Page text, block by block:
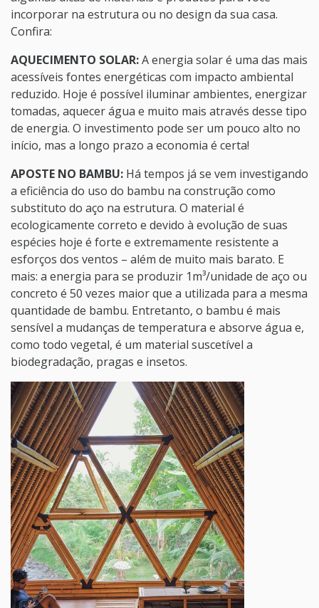
incorporar na estrutura ou no design da sua casa.
Confira:
AQUECIMENTO SOLAR:A energia solar é uma das mais
acessíveis fontes energéticas com impacto ambiental
reduzido. Hoje é possível iluminar ambientes, energizar
tomadas, aquecer água e muito mais através desse tipo
de energia. O investimento pode ser um pouco alto no
início, mas a longo prazo a economia é certa!
APOSTE NO BAMBU: Há tempos já se vem investigando
a eficiência do uso do bambu na construção como
substituto do aço na estrutura. O material é
ecologicamente correto e devido à evolução de suas
espécies hoje é forte e extremamente resistente a
esforços dos ventos – além de muito mais barato. E
mais: a energia para se produzir 1m³/unidade de aço ou
concreto é 50 vezes maior que a utilizada para a mesma
quantidade de bambu. Entretanto, o bambu é mais
sensível a mudanças de temperatura e absorve água e,
como todo vegetal, é um material suscetível a
biodegradação, pragas e insetos.